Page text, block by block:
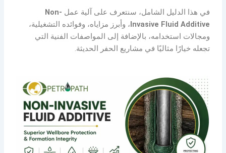
في هذا الدليل الشامل، سنتعرف على آلية عمل Non-
Invasive Fluid Additive، وأبرز مزاياه، وفوائده التشغيلية،
ومجالات استخدامه، بالإضافة إلى المواصفات الفنية التي
تجعله خيارًا مثاليًا في مشاريع الحفر الحديثة.